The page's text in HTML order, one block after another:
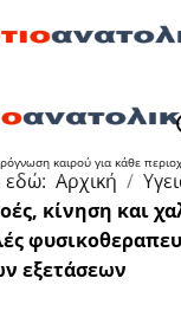
καιρού για κάθε
εδώ: Αρχική
κίνηση και
εξετάσεων